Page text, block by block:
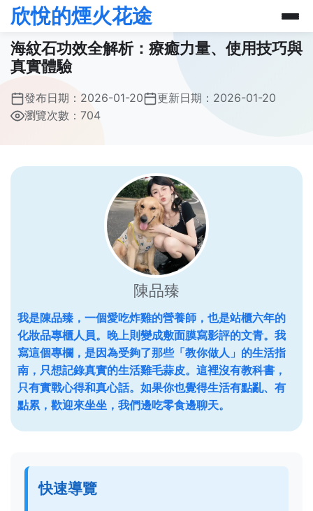
欣悅的煙火花途
海紋石功效全解析：療癒力量、使用技巧與
真實體驗
發布日期： 2026-01-20 更新日期： 2026-01-20
瀏覽次數：704
陳品臻
我是陳品臻，一個愛吃炸雞的營養師，也是站櫃六年的
化妝品專櫃人員。晚上則變成敷面膜寫影評的文青。我
寫這個專欄，是因為受夠了那些「教你做人」的生活指
南，只想記錄真實的生活雞毛蒜皮。這裡沒有教科書，
只有實戰心得和真心話。如果你也覺得生活有點亂、有
點累，歡迎來坐坐，我們邊吃零食邊聊天。
快速導覽